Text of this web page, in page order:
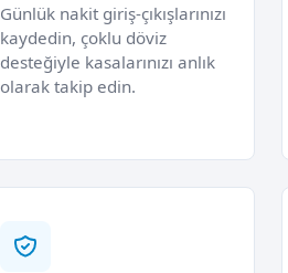
Günlük nakit giriş-çıkışlarınızı
kaydedin, çoklu döviz
desteğiyle kasalarınızı anlık
olarak takip edin.